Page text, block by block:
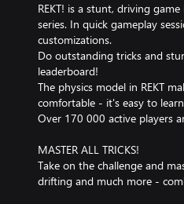
REKT! is a stunt, driving
series. In quick gameplay
customizations.
Do outstanding tricks and
leaderboard!
The physics model in REKT
comfortable - it's easy to
Over 170 000 active players
MASTER ALL TRICKS!
Take on the challenge and
drifting and much more -